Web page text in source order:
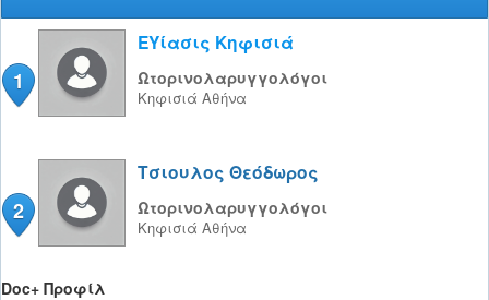
1
ΕΥίασις Κηφισιά
Ωτορινολαρυγγολόγοι
Κηφισιά Αθήνα
2
Τσιουλος Θεόδωρος
Ωτορινολαρυγγολόγοι
Κηφισιά Αθήνα
Doc+ Προφίλ